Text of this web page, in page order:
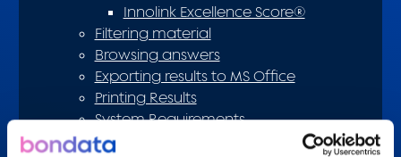
Innolink Excellence Score®
Filtering material
Browsing answers
Exporting results to MS Office
Printing Results
System Requirements
InnoHelp Contact Information